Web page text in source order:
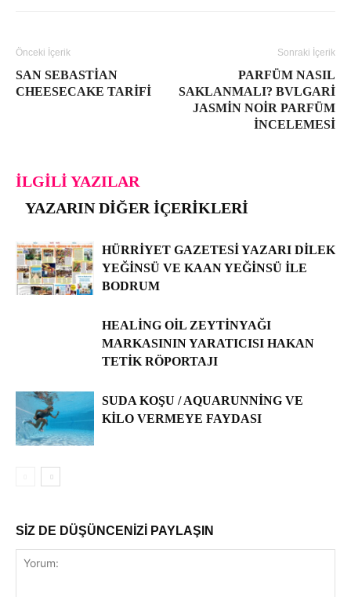
Önceki İçerik
SAN SEBASTIAN
CHEESECAKE TARIFI
Sonraki İçerik
PARFÜM NASIL
SAKLANMALI? BVLGARI
JASMIN NOIR PARFÜM
İNCELEMESI
İLGILI YAZILAR
YAZARIN DIĞER İÇERIKLERI
HÜRRIYET GAZETESI YAZARI DILEK
YEĞINSÜ VE KAAN YEĞINSÜ ILE
BODRUM
HEALING OIL ZEYTINYAĞI
MARKASININ YARATICISI HAKAN
TETIK RÖPORTAJI
SUDA KOŞU / AQUARUNNING VE
KILO VERMEYE FAYDASI
SİZ DE DÜŞÜNCENİZİ PAYLAŞIN